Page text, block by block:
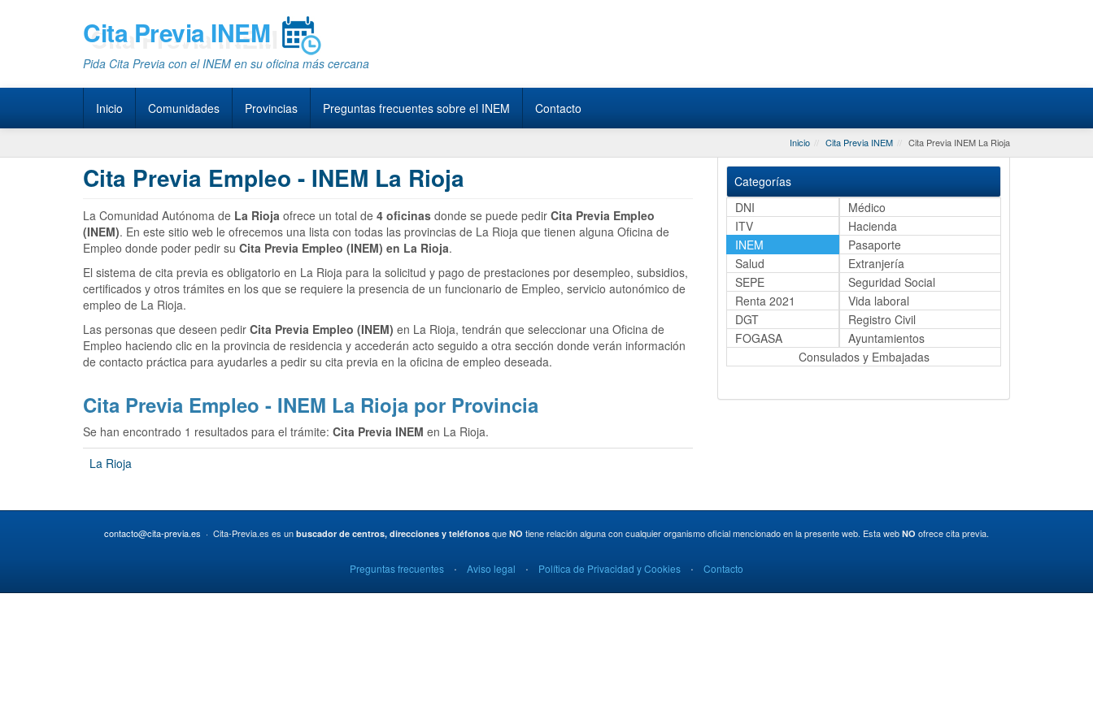
Cita Previa INEM
Pida Cita Previa con el INEM en su oficina más cercana
Inicio Comunidades Provincias Preguntas frecuentes sobre el INEM Contacto
Inicio Cita Previa INEM Cita Previa INEM La Rioja
Cita Previa Empleo - INEM La Rioja
La Comunidad Autónoma de La Rioja ofrece un total de 4 oficinas donde se puede pedir Cita Previa Empleo
(INEM). En este sitio web le ofrecemos una lista con todas las provincias de La Rioja que tienen alguna Oficina de
Empleo donde poder pedir su Cita Previa Empleo (INEM) en La Rioja.
El sistema de cita previa es obligatorio en La Rioja para la solicitud y pago de prestaciones por desempleo, subsidios,
certificados y otros trámites en los que se requiere la presencia de un funcionario de Empleo, servicio autonómico de
empleo de La Rioja.
Las personas que deseen pedir Cita Previa Empleo (INEM) en La Rioja, tendrán que seleccionar una Oficina de
Empleo haciendo clic en la provincia de residencia y accederán acto seguido a otra sección donde verán información
de contacto práctica para ayudarles a pedir su cita previa en la oficina de empleo deseada.
Cita Previa Empleo - INEM La Rioja por Provincia
Se han encontrado 1 resultados para el trámite: Cita Previa INEM en La Rioja.
La Rioja
Categorías
DNI
Médico
ITV
Hacienda
INEM
Pasaporte
Salud
Extranjería
SEPE
Seguridad Social
Renta 2021
Vida laboral
DGT
Registro Civil
FOGASA
Ayuntamientos
Consulados y Embajadas
contacto@cita-previa.es · Cita-Previa.es es un buscador de centros, direcciones y teléfonos que NO tiene relación alguna con cualquier organismo oficial mencionado en la presente web. Esta web NO ofrece cita previa.
Preguntas frecuentes · Aviso legal · Política de Privacidad y Cookies · Contacto